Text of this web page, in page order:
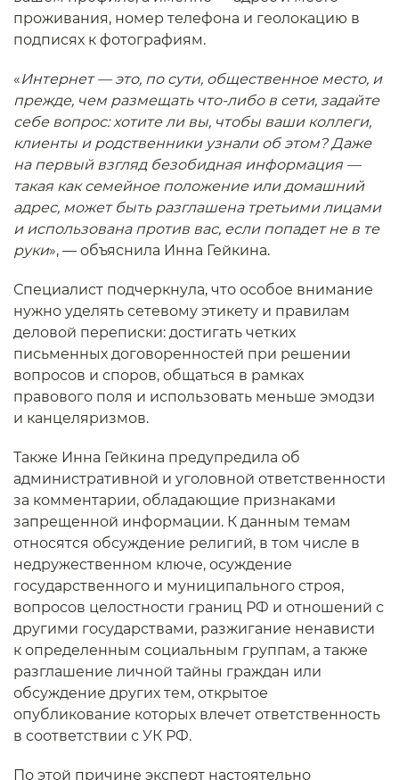
проживания, номер телефона и геолокацию в
подписях к фотографиям.
«Интернет — это, по сути, общественное место, и
прежде, чем размещать что-либо в сети, задайте
себе вопрос: хотите ли вы, чтобы ваши коллеги,
клиенты и родственники узнали об этом? Даже
на первый взгляд безобидная информация —
такая как семейное положение или домашний
адрес, может быть разглашена третьими лицами
и использована против вас, если попадет не в те
руки», — объяснила Инна Гейкина.
Специалист подчеркнула, что особое внимание
нужно уделять сетевому этикету и правилам
деловой переписки: достигать четких
письменных договоренностей при решении
вопросов и споров, общаться в рамках
правового поля и использовать меньше эмодзи
и канцеляризмов.
Также Инна Гейкина предупредила об
административной и уголовной ответственности
за комментарии, обладающие признаками
запрещенной информации. К данным темам
относятся обсуждение религий, в том числе в
недружественном ключе, осуждение
государственного и муниципального строя,
вопросов целостности границ РФ и отношений с
другими государствами, разжигание ненависти
к определенным социальным группам, а также
разглашение личной тайны граждан или
обсуждение других тем, открытое
опубликование которых влечет ответственность
в соответствии с УК РФ.
По этой причине эксперт настоятельно